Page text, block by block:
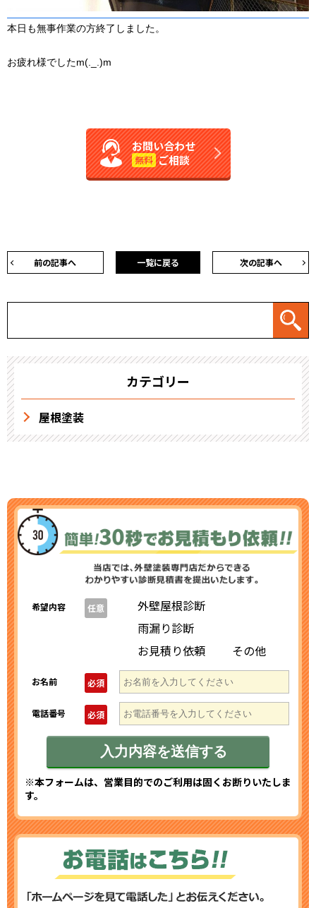
本日も無事作業の方終了しました。
お疲れ様でしたm(._.)m
お問い合わせ
無料 ご相談
前の記事へ 次の記事へ
一覧に戻る
カテゴリー
屋根塗装
希望内容 任意
外壁屋根診断
雨漏り診断
お見積り依頼
その他
お名前 必須
電話番号 必須
※本フォームは、営業目的でのご利用は固くお断りいたしま
す。